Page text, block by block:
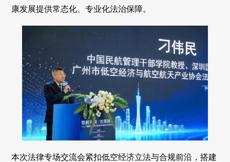
康发展提供常态化、专业化法治保障。
本次法律专场交流会紧扣低空经济立法与合规前沿，搭建